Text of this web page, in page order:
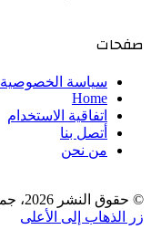
صفحات
سياسة الخصوصية
Home
اتفاقية الاستخدام
أتصل بنا
من نحن
© حقوق النشر 2026، جميع الحقوق محفوظة لـ Zatsh
زر الذهاب إلى الأعلى